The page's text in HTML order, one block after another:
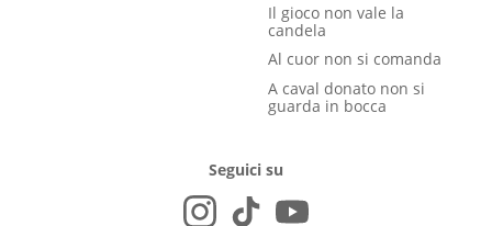
Il gioco non vale la
candela
Al cuor non si comanda
A caval donato non si
guarda in bocca
Seguici su